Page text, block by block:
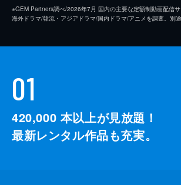
※GEM Partners調べ/2026年7⽉ 国内の主要な定額制動画配信
海外ドラマ/韓流・アジアドラマ/国内ドラマ/アニメを調査。別途
01
420,000 本以上が見放題！
最新レンタル作品も充実。